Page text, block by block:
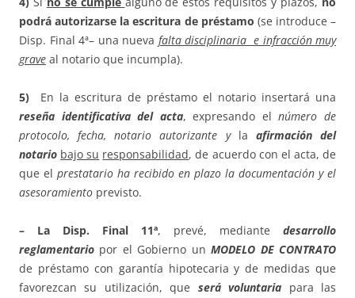
podrá autorizarse la escritura de préstamo (se introduce –
Disp. Final 4ª– una nueva falta disciplinaria e infracción muy
grave al notario que incumpla).
5)
En la escritura de préstamo el notario insertará una
reseña identificativa del acta, expresando elnúmero de
protocolo, fecha, notario autorizante yla afirmación del
notario bajo su responsabilidad, de acuerdo con el acta, de
que el prestatario ha recibido en plazo la documentación y el
asesoramiento previsto.
– La Disp. Final 11ª, prevé, mediante desarrollo
reglamentario por el Gobierno unMODELO DE CONTRATO
de préstamo con garantía hipotecaria y de medidas que
favorezcan su utilización, que será voluntaria para las